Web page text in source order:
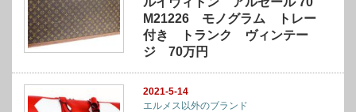
M21226 モノグラム トレー
付き トランク ヴィンテー
ジ 70万円
2021-5-14
エルメス以外のブランド